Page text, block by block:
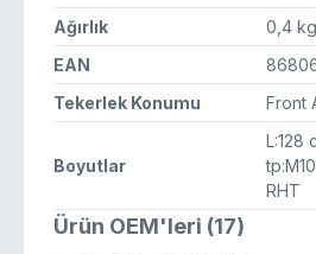
Ağırlık
0,4 kg
EAN
Tekerlek Konumu
Front
Boyutlar
L:128
RHT
Ürün OEM'leri (17)